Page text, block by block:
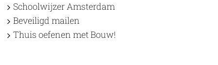
Schoolwijzer Amsterdam
Beveiligd mailen
Thuis oefenen met Bouw!